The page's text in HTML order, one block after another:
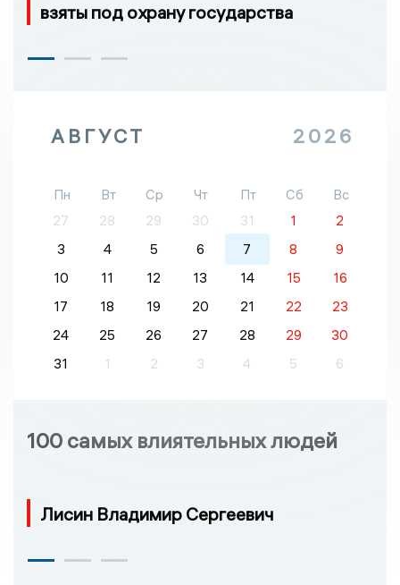
взяты под охрану государства
АВГУСТ 2026
Пн Вт Ср Чт Пт Сб
Вс
27
28 29 30 31 1
2
3
4 5 6 7 8
9
10
11 12 13 14 15
16
17
18 19 20 21 22
23
24
25 26 27 28 29
30
31
1 2 3 4 5 6
100 самых влиятельных людей
Лисин Владимир Сергеевич